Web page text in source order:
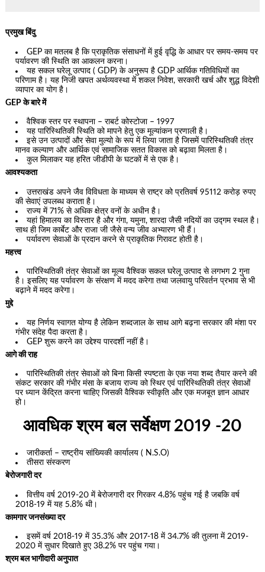
प्रमुख बिंदु
GEP का मतलब है कि प्राकृतिक संसाधनों में हुई वृद्धि के आधार पर समय-समय पर
पर्यावरण की स्थिति का आकलन करना।
यह सकल घरेलू उत्पाद ( GDP) के अनुरूप है GDP आर्थिक गतिविधियों का
परिणाम है। यह निजी खपत अर्थव्यवस्था में शकल निवेश, सरकारी खर्च और शुद्ध विदेशी
व्यापार का योग है।
GEP के बारे में
वैश्विक स्तर पर स्थापना – राबर्ट कोस्टोजा – 1997
यह पारिस्थितिकी स्थिति को मापने हेतु एक मूल्यांकन प्रणाली है।
इसे उन उत्पादों और सेवा मुल्यो के रूप में लिया जाता है जिसमें पारिस्थितिकी तंत्र
मानव कल्याण और आर्थिक एवं सामाजिक सतत विकास को बढ़ावा मिलता है।
कुल मिलाकर यह हरित जीडीपी के घटकों में से एक है।
आवश्यकता
उत्तराखंड अपने जैव विविधता के माध्यम से राष्ट्र को प्रतिवर्ष 95112 करोड़ रुपए
की सेवाएं उपलब्ध कराता है।
राज्य में 71% से अधिक क्षेत्र वनों के अधीन है।
यहां हिमालय का विस्तार है और गंगा, यमुना, शारदा जैसी नदियों का उद्गम स्थल है।
साथ ही जिम कार्बेट और राजा जी जैसे वन्य जीव अभ्यारण भी हैं।
पर्यावरण सेवाओं के प्रदान करने से प्राकृतिक गिरावट होती है।
महत्त्व
पारिस्थितिकी तंत्र सेवाओं का मूल्य वैश्विक सकल घरेलू उत्पाद से लगभग 2 गुना
है। इसलिए यह पर्यावरण के संरक्षण में मदद करेगा तथा जलवायु परिवर्तन प्रभाव से भी
बढ़ाने में मदद करेगा।
मुद्दे
यह निर्णय स्वागत योग्य है लेकिन शब्दजाल के साथ आगे बढ़ना सरकार की मंशा पर
गंभीर संदेह पैदा करता है।
GEP शुरू करने का उद्देश्य पारदर्शी नहीं है।
आगे की राह
पारिस्थितिकी तंत्र सेवाओं को बिना किसी स्पष्टता के एक नया शब्द तैयार करने की
संकट सरकार की गंभीर मंसा के बजाय राज्य को स्थिर एवं पारिस्थितिकी तंत्र सेवाओं
पर ध्यान केंद्रित करना चाहिए जिसकी वैश्विक स्वीकृति और एक मजबूत ज्ञान आधार
हो।
आवधिक श्रम बल सर्वेक्षण 2019 -20
जारीकर्ता – राष्ट्रीय सांख्यिकी कार्यालय ( N.S.O)
तीसरा संस्करण
बेरोजगारी दर
वित्तीय वर्ष 2019-20 में बेरोजगारी दर गिरकर 4.8% पहुंच गई है जबकि वर्ष
2018-19 में यह 5.8% थी।
कामगार जनसंख्या दर
इसमें वर्ष 2018-19 में 35.3% और 2017-18 में 34.7% की तुलना में 2019-
2020 में सुधार दिखाते हुए 38.2% पर पहुंच गया।
श्रम बल भागीदारी अनुपात